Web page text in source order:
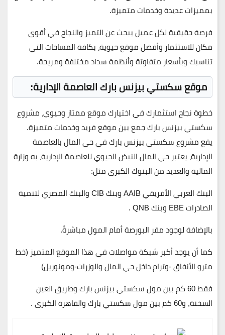
بمميزات عديدة وخدمات متميزة.
فرصة حقيقية لكل عميل يبحث عن التميز والنجاح في أقوى
مكان للاستثمار وأفضل موقع حيوية، بكافة المساحات التي
تناسبك وبأسعار متفاوتة وأنظمة سداد مختلفة ومريحة.
موقع سكستي بيزنس بارك العاصمة الإدارية:
خطوة نجاح استثمارك في اختيارك موقع ممتاز وحيوي، مشروع
سكستي بيزنس بارك جمع بين موقع فريد وخدمات متميزة.
يقع مشروع سكستي بيزنس بارك في حي المال بالعاصمة
الإدارية، يعتبر حي المال النبض الحيوي للعاصمة الإدارية، به وزارة
المالية والعديد من البنوك الكبرى مثل:
البنك العربي الأفريقي AAIB وبنك CIB والبنك المصري لتنمية
الصادرات EBE وبنك QNB .
بالإضافة لوجود مقر البورصة أمام المول مباشرةً.
كما أن يوجد أكبر شبكة مواصلات في هذا الموقع المتميز (خط
مترو الأنفاق -وترام داخل حي المال والوزرات-ومونوريل)
فقط 60 كم بين مول سكستي بيزنس بارك وطريق العين
السخنة, و60 كم بين مول سكستي بارك والقاهرة الكبرى .